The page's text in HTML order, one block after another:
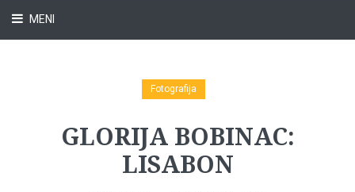
MENI
Fotografija
GLORIJA BOBINAC:
LISABON